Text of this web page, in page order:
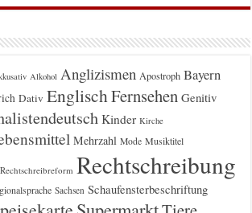
Alkohol Anglizismen Apostroph Bayern
Dativ EnglischFernsehen Genitiv
Kinder Kirche
Mehrzahl Mode Musiktitel
Rechtschreibreform Rechtschreibung
Sachsen Schaufensterbeschriftung